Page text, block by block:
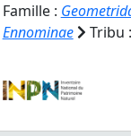
Famille :
Ennominae
Tribu :